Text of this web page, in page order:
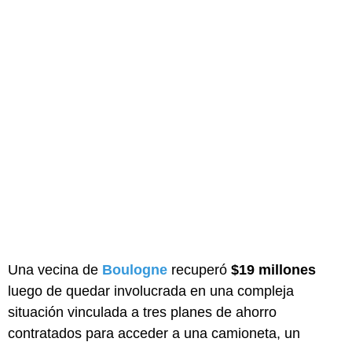
Una vecina de Boulogne recuperó $19 millones
luego de quedar involucrada en una compleja
situación vinculada a tres planes de ahorro
contratados para acceder a una camioneta, un